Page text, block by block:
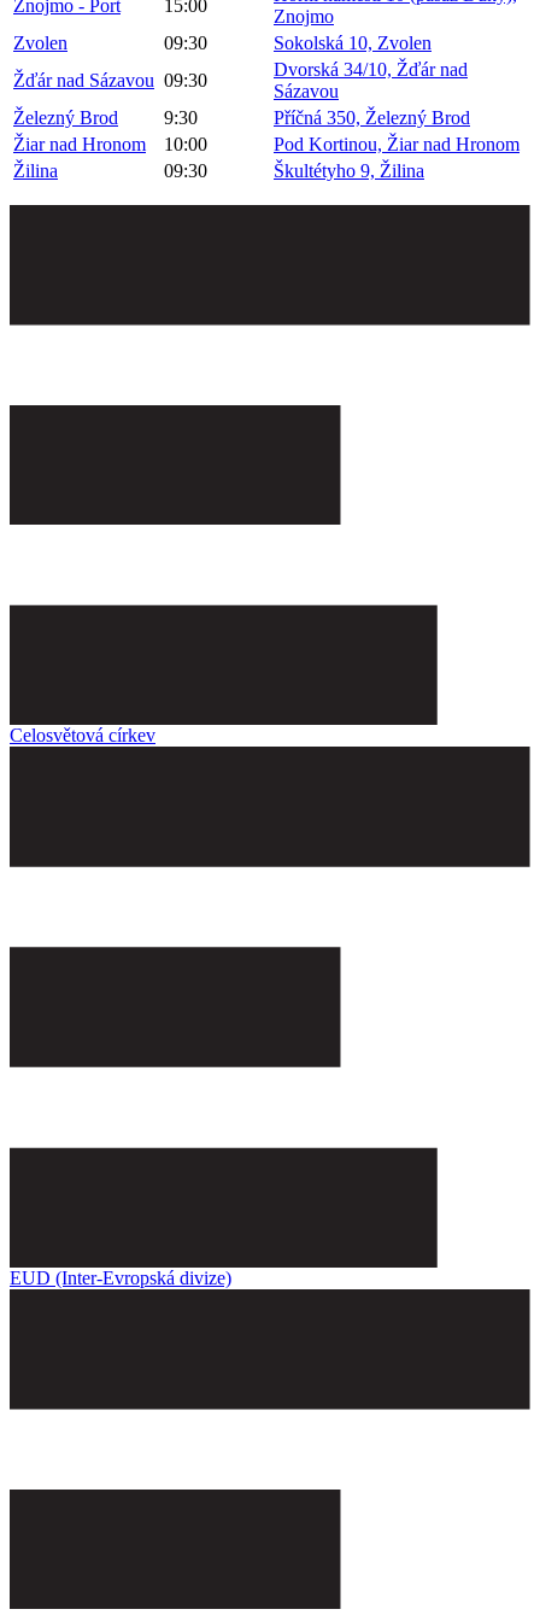
Znojmo - Port 15:00
Znojmo
Zvolen
09:30
Sokolská 10, Zvolen
Žďár nad Sázavou 09:30
Dvorská 34/10, Žďár nad
Sázavou
Železný Brod
9:30
Příčná 350, Železný Brod
Žiar nad Hronom
10:00
Pod Kortinou, Žiar nad Hronom
Žilina
09:30 Škultétyho 9, Žilina
Celosvětová církev
EUD (Inter-Evropská divize)